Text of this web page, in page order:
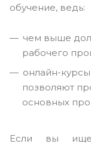
обучение, ведь:
чем выше
рабочего
онлайн-
позволяют
основных
Если вы